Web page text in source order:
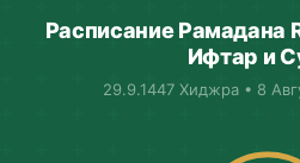
Расписание Рамадана
Ифтар и
29.9.1447 Хиджра • 8